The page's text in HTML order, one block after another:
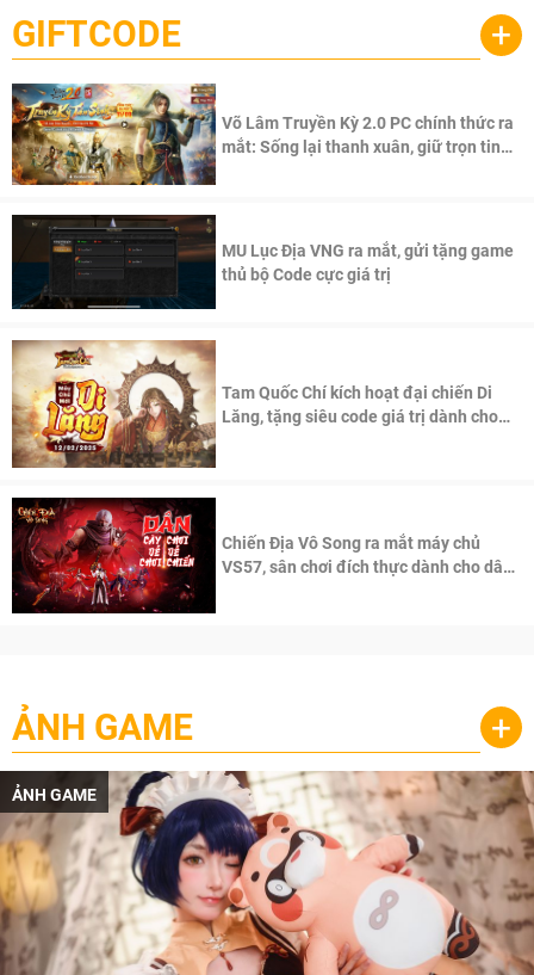
GIFTCODE +
Võ Lâm Truyền Kỳ 2.0 PC chính thức ra
mắt: Sống lại thanh xuân, giữ trọn tinh
MU Lục Địa VNG ra mắt, gửi tặng game
thủ bộ Code cực giá trị
Tam Quốc Chí kích hoạt đại chiến Di
Lăng, tặng siêu code giá trị dành cho
Chiến Địa Vô Song ra mắt máy chủ
VS57, sân chơi đích thực dành cho dân
ẢNH GAME +
ẢNH GAME